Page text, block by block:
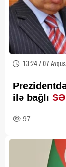
13:24 / 07
ilə bağlı
97